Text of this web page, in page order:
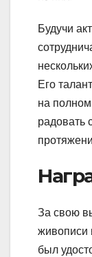
Будучи
Его
на
радовать
За свою
живописи
был